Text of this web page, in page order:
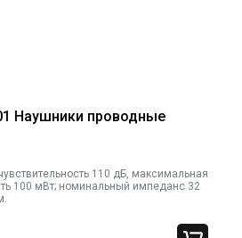
Гц
Чёрный
Наушники проводные
110 дБ, максимальная
100 мВт; номинальный импеданс 32